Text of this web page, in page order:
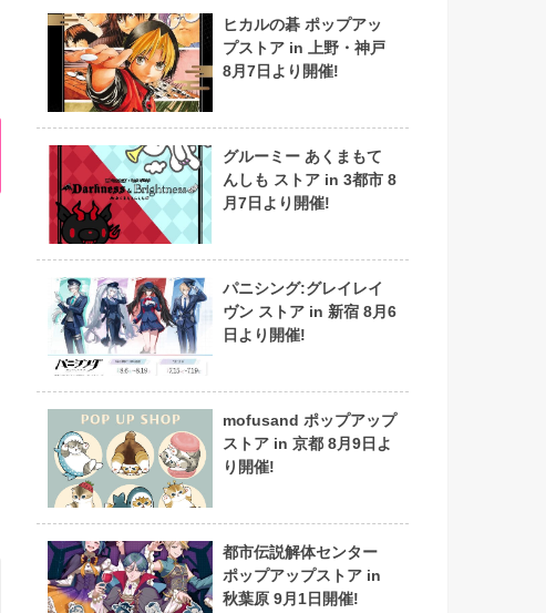
ヒカルの碁 ポップアッ
プストア in 上野・神戸
8月7日より開催!
グルーミー あくまもて
んしも ストア in 3都市 8
月7日より開催!
パニシング:グレイレイ
ヴン ストア in 新宿 8月6
日より開催!
mofusand ポップアップ
ストア in 京都 8月9日よ
り開催!
都市伝説解体センター
ポップアップストア in
秋葉原 9月1日開催!